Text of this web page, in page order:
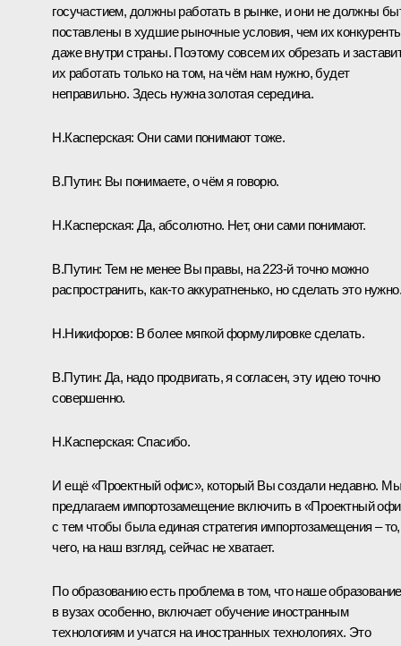
госучастием, должны работать в рынке, и они не должны
поставлены в худшие рыночные условия, чем их
даже внутри страны. Поэтому совсем их обрезать и
их работать только на том, на чём нам нужно, будет
неправильно. Здесь нужна золотая середина.
Н.Касперская: Они сами понимают тоже.
В.Путин: Вы понимаете, о чём я говорю.
Н.Касперская: Да, абсолютно. Нет, они сами понимают.
В.Путин: Тем не менее Вы правы, на 223-й точно можно
распространить, как‑то аккуратненько, но сделать это нужно.
Н.Никифоров: В более мягкой формулировке сделать.
В.Путин: Да, надо продвигать, я согласен, эту идею точно
совершенно.
Н.Касперская: Спасибо.
И ещё «Проектный офис», который Вы создали недавно. Мы
предлагаем импортозамещение включить в «Проектный
с тем чтобы была единая стратегия импортозамещения – то,
чего, на наш взгляд, сейчас не хватает.
По образованию есть проблема в том, что наше
в вузах особенно, включает обучение иностранным
технологиям и учатся на иностранных технологиях. Это